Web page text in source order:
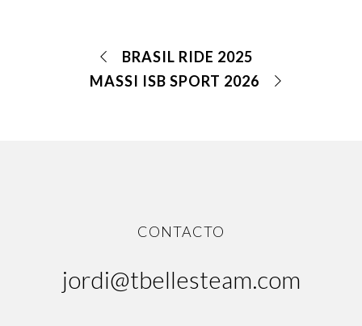
BRASIL RIDE 2025
MASSI ISB SPORT 2026
CONTACTO
jordi@tbellesteam.com